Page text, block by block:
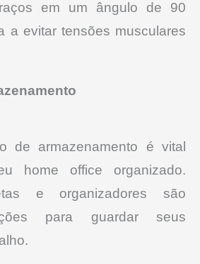
em um ângulo de 90
a evitar tensões musculares
de armazenamento é vital
home office organizado.
e organizadores são
para guardar seus